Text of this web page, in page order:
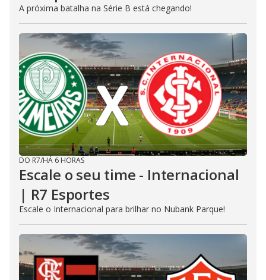
A próxima batalha na Série B está chegando!
DO R7/HÁ 6 HORAS
Escale o seu time - Internacional
| R7 Esportes
Escale o Internacional para brilhar no Nubank Parque!